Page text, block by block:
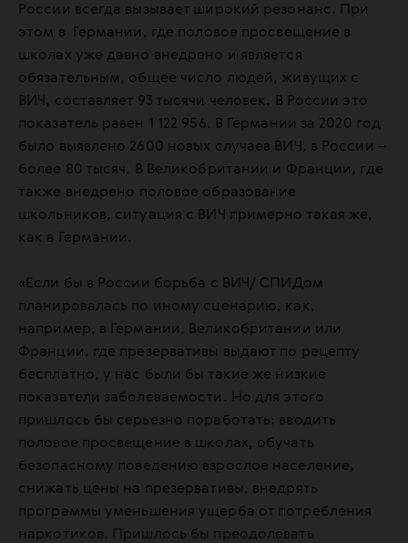
России всегда вызывает широкий резонанс. При
этом в Германии, где половое просвещение в
школах уже давно внедрено и является
обязательным, общее число людей, живущих с
ВИЧ, составляет 93 тысячи человек. В России это
показатель равен 1 122 956. В Германии за 2020 год
было выявлено 2600 новых случаев ВИЧ, в России –
более 80 тысяч. В Великобритании и Франции, где
также внедрено половое образование
школьников, ситуация с ВИЧ примерно такая же,
как в Германии.
«Если бы в России борьба с ВИЧ/ СПИДом
планировалась по иному сценарию, как,
например, в Германии, Великобритании или
Франции, где презервативы выдают по рецепту
бесплатно, у нас были бы такие же низкие
показатели заболеваемости. Но для этого
пришлось бы серьезно поработать: вводить
половое просвещение в школах, обучать
безопасному поведению взрослое население,
снижать цены на презервативы, внедрять
программы уменьшения ущерба от потребления
наркотиков. Пришлось бы преодолевать